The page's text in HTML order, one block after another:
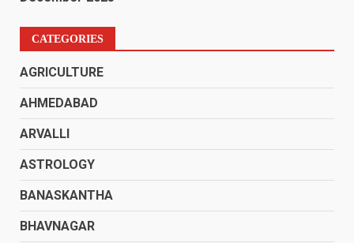
CATEGORIES
AGRICULTURE
AHMEDABAD
ARVALLI
ASTROLOGY
BANASKANTHA
BHAVNAGAR